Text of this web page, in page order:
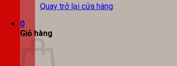
Quay trở lại cửa hàng
0
Giỏ hàng